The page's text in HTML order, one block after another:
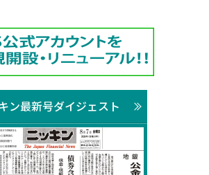
ン最新号ダイジェスト